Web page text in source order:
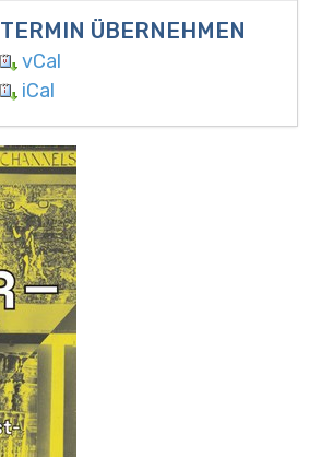
TERMIN ÜBERNEHMEN
vCal
iCal